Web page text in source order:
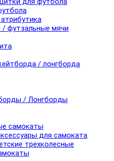
футзальные мячи
/ лонгборда
/ Лонгборды
самокаты
для самоката
трехколесные